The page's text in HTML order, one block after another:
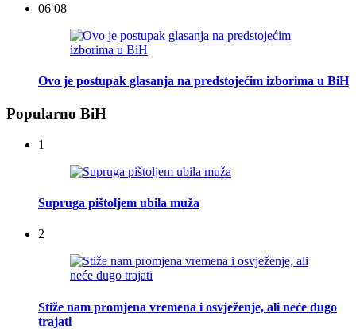
06 08
Ovo je postupak glasanja na predstojećim izborima u BiH
Popularno BiH
1
Supruga pištoljem ubila muža
2
Stiže nam promjena vremena i osvježenje, ali neće dugo
trajati